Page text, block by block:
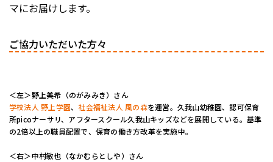
マにお届けします。
ご協力いただいた方々
＜左＞野上美希（のがみみき）さん
学校法人 野上学園、社会福祉法人 風の森を運営。久我山幼稚園、認可保育
所picoナーサリ、アフタースクール久我山キッズなどを展開している。基準
の2倍以上の職員配置で、保育の働き方改革を実施中。
＜右＞中村敏也（なかむらとしや）さん